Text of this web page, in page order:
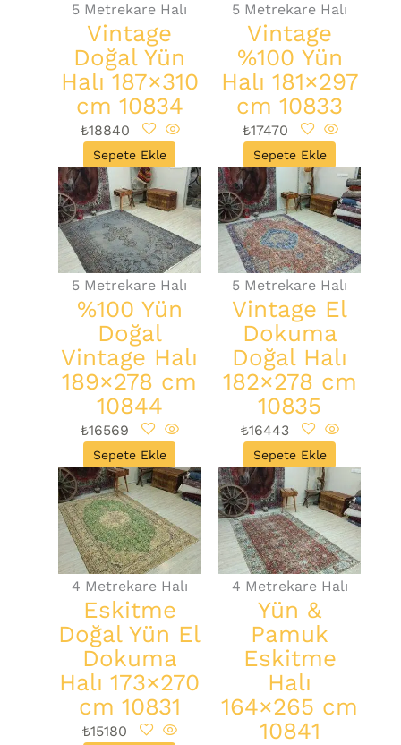
5 Metrekare Halı
Vintage
Doğal Yün
Halı 187×310
cm 10834
₺18840
Sepete Ekle
5 Metrekare Halı
Vintage
%100 Yün
Halı 181×297
cm 10833
₺17470
Sepete Ekle
5 Metrekare Halı
%100 Yün
Doğal
Vintage Halı
189×278 cm
10844
₺16569
Sepete Ekle
5 Metrekare Halı
Vintage El
Dokuma
Doğal Halı
182×278 cm
10835
₺16443
Sepete Ekle
4 Metrekare Halı
Eskitme
Doğal Yün El
Dokuma
Halı 173×270
cm 10831
₺15180
4 Metrekare Halı
Yün &
Pamuk
Eskitme
Halı
164×265 cm
10841